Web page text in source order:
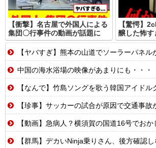
【衝撃】名古屋で外国人による
集団〇行事件の動画が話題に
【驚愕】
醸した怖す
【ヤバすぎ】熊本の山道でソーラーパネル
中国の海水浴場の映像があまりにも・・・
【なんで】竹島ソングを歌う韓国アイドルグループ
【珍事】サッカーの試合が原因で交通事故
【動画】急病人？横須賀の国道16号でおかしな
【群馬】デカいNinja乗りさん、後方確認しない軽四